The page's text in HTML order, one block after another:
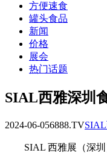
方便速食
罐头食品
新闻
价格
展会
热门话题
SIAL西雅深圳
2024-06-056888.TV
SIAL 西雅展（深